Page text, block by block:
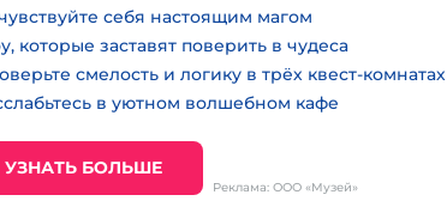
себя настоящим магом
которые заставят поверить в чудеса
смелость и логику в трёх квест-комнатах
в уютном волшебном кафе
УЗНАТЬ БОЛЬШЕ
Реклама: ООО «Музей»